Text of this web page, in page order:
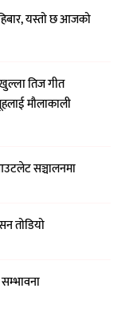
यस्तो छ आजको
तिज गीत
मौलाकाली
सञ्चालनमा
तोडियो